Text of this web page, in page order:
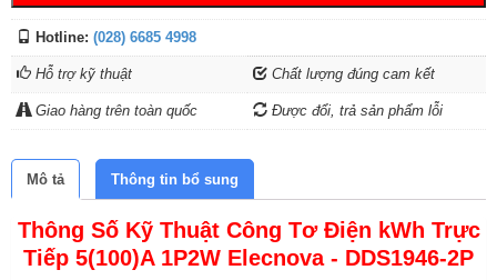
Hotline: (028) 6685 4998
Hỗ trợ kỹ thuật Chất lượng đúng cam kết
Giao hàng trên toàn quốc Được đổi, trả sản phẩm lỗi
Mô tả Thông tin bổ sung
Thông Số Kỹ Thuật Công Tơ Điện kWh Trực
Tiếp 5(100)A 1P2W Elecnova - DDS1946-2P